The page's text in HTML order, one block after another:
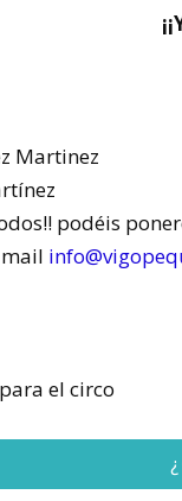
Martinez
podéis
el circo